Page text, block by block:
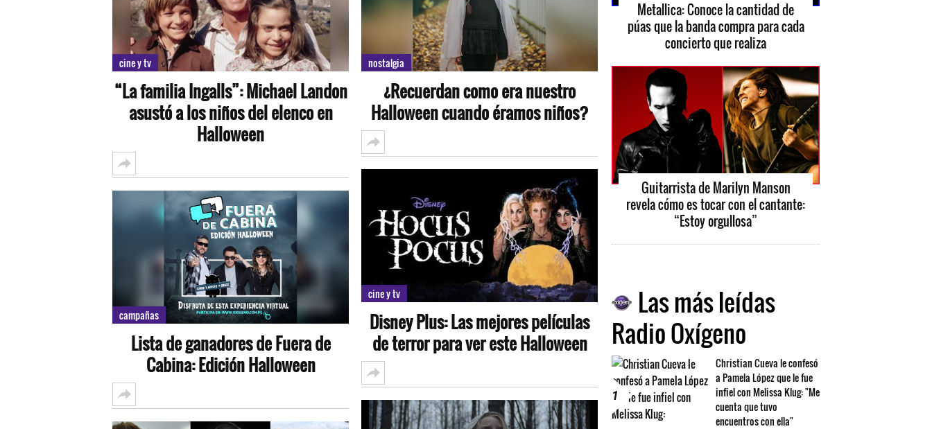
cine y tv
“La familia Ingalls”: Michael Landon
asustó a los niños del elenco en
Halloween
campañas
Lista de ganadores de Fuera de
Cabina: Edición Halloween
nostalgia
¿Recuerdan como era nuestro
Halloween cuando éramos niños?
cine y tv
Disney Plus: Las mejores películas
de terror para ver este Halloween
Metallica: Conoce la cantidad de
púas que la banda compra para cada
concierto que realiza
Guitarrista de Marilyn Manson
revela cómo es tocar con el cantante:
“Estoy orgullosa”
Las más leídas
Radio Oxígeno
1
Christian Cueva le confesó
a Pamela López que le fue
infiel con Melissa Klug: "Me
cuenta que tuvo
encuentros con ella"